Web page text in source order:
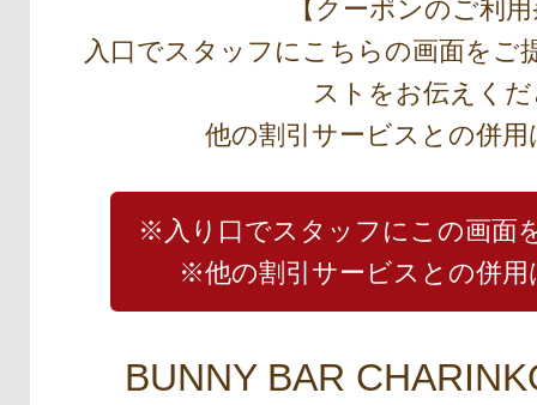
【クーポンのご利
入口でスタッフにこちらの画面をご
ストをお伝えく
他の割引サービスとの併
※入り口でスタッフにこの画面
※他の割引サービスとの併
BUNNY BAR